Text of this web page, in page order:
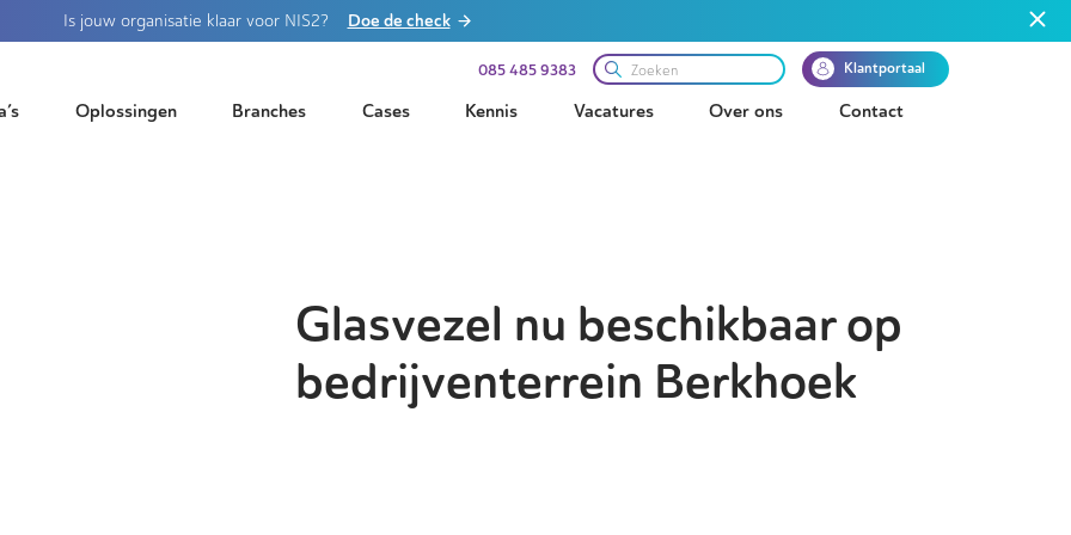
Is jouw organisatie klaar voor NIS2? Doe de check
085 485 9383 Klantportaal
Oplossingen Branches Cases Kennis Vacatures Over ons Contact
Glasvezel nu beschikbaar op
bedrijventerrein Berkhoek